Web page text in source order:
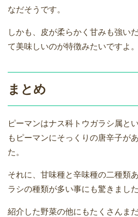
なだそうです。
しかも、皮が柔らかく甘みも強い
て美味しいのが特徴みたいですよ。
まとめ
ピーマンはナス科トウガラシ属と
もピーマンにそっくりの唐辛子が
た。
それに、甘味種と辛味種の二種類
ラシの種類が多い事にも驚きました
紹介した野菜の他にもたくさんま